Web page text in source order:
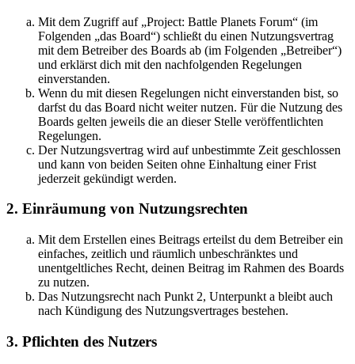
Mit dem Zugriff auf „Project: Battle Planets Forum“ (im
Folgenden „das Board“) schließt du einen Nutzungsvertrag
mit dem Betreiber des Boards ab (im Folgenden „Betreiber“)
und erklärst dich mit den nachfolgenden Regelungen
einverstanden.
Wenn du mit diesen Regelungen nicht einverstanden bist, so
darfst du das Board nicht weiter nutzen. Für die Nutzung des
Boards gelten jeweils die an dieser Stelle veröffentlichten
Regelungen.
Der Nutzungsvertrag wird auf unbestimmte Zeit geschlossen
und kann von beiden Seiten ohne Einhaltung einer Frist
jederzeit gekündigt werden.
2. Einräumung von Nutzungsrechten
Mit dem Erstellen eines Beitrags erteilst du dem Betreiber ein
einfaches, zeitlich und räumlich unbeschränktes und
unentgeltliches Recht, deinen Beitrag im Rahmen des Boards
zu nutzen.
Das Nutzungsrecht nach Punkt 2, Unterpunkt a bleibt auch
nach Kündigung des Nutzungsvertrages bestehen.
3. Pflichten des Nutzers